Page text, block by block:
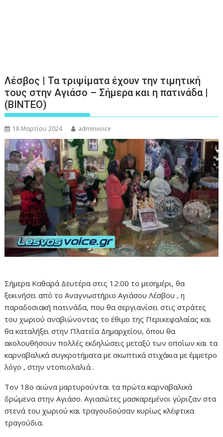
Λέσβος | Τα τριψίματα έχουν την τιμητική
τους στην Αγιάσο – Σήμερα και η πατινάδα |
(ΒΙΝΤΕΟ)
18 Μαρτίου 2024 adminvoice
Σήμερα Καθαρά Δευτέρα στις 12:00 το μεσημέρι, θα
ξεκινήσει από το Αναγνωστήριο Αγιάσου Λέσβου , η
παραδοσιακή πατινάδα, που θα σεργιανίσει στις στράτες
του χωριού αναβιώνοντας το έθιμο της Περικεφαλαίας και
θα καταλήξει στην Πλατεία Δημαρχείου, όπου θα
ακολουθήσουν πολλές εκδηλώσεις μεταξύ των οποίων και τα
καρναβαλικά συγκροτήματα με σκωπτικά στιχάκια με έμμετρο
λόγο , στην ντοπιολαλιά .
Τον 18ο αιώνα μαρτυρούνται τα πρώτα καρναβαλικά
δρώμενα στην Αγιάσο. Αγιασώτες μασκαρεμένοι γύριζαν στα
στενά του χωριού και τραγουδούσαν κυρίως κλέφτικα
τραγούδια.